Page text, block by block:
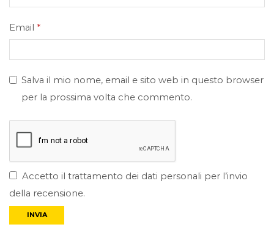
Email *
Salva il mio nome, email e sito web in questo browser
per la prossima volta che commento.
Accetto il trattamento dei dati personali per l’invio
della recensione.